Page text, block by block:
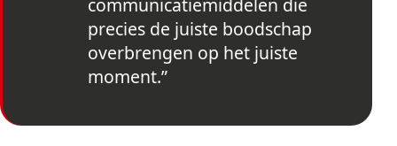
communicatiemiddelen die
precies de juiste boodschap
overbrengen op het juiste
moment.”